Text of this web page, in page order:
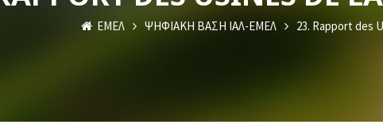
ΕΜΕΛ ΨΗΦΙΑΚΗ ΒΑΣΗ ΙΑΛ-ΕΜΕΛ 23. Rapport des